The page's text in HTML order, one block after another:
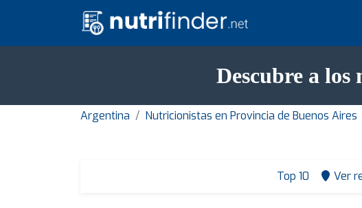
Descubre a los
Argentina Nutricionistas en Provincia de Buenos Aires
Top 10 Ver